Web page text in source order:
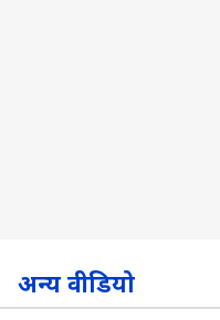
अन्य वीडियो